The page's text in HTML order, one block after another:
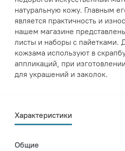
натуральную кожу. Главным
является практичность и
нашем магазине
листы и наборы с пайетками.
кожзама используют в
аппликаций, при
для украшений и заколок.
Характеристики
Общие